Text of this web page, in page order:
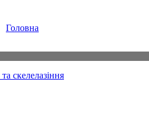
Головна
скелелазіння